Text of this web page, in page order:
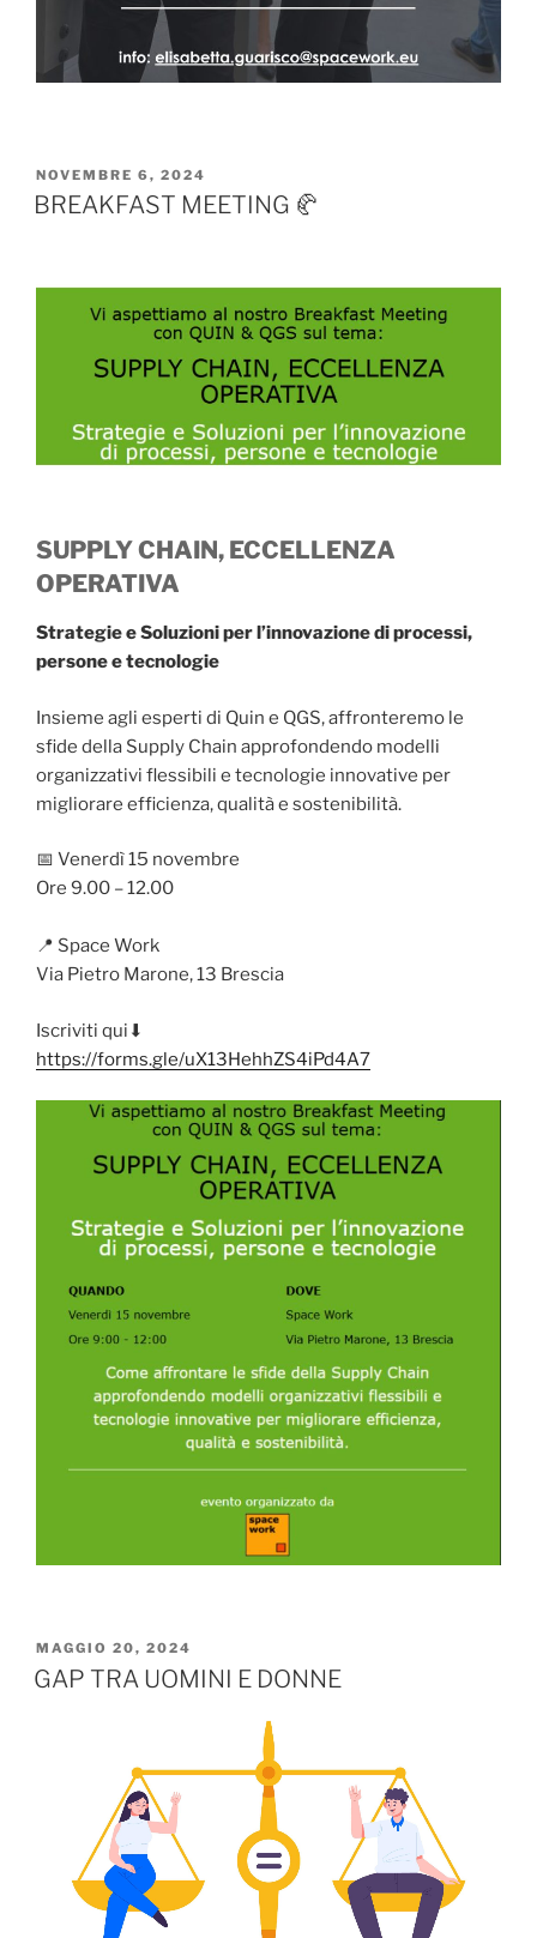
NOVEMBRE 6, 2024
BREAKFAST MEETING 🥐
SUPPLY CHAIN, ECCELLENZA
OPERATIVA
Strategie e Soluzioni per l’innovazione di processi,
persone e tecnologie
Insieme agli esperti di Quin e QGS, affronteremo le
sfide della Supply Chain approfondendo modelli
organizzativi flessibili e tecnologie innovative per
migliorare efficienza, qualità e sostenibilità.
📅 Venerdì 15 novembre
Ore 9.00 – 12.00
📍 Space Work
Via Pietro Marone, 13 Brescia
Iscriviti qui⬇
https://forms.gle/uX13HehhZS4iPd4A7
MAGGIO 20, 2024
GAP TRA UOMINI E DONNE